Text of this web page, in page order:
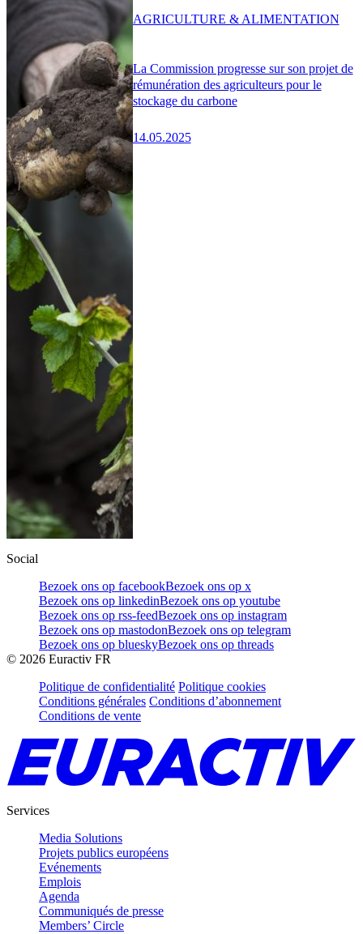
La Commission progresse sur son projet de
rémunération des agriculteurs pour le
stockage du carbone
14.05.2025
AGRICULTURE & ALIMENTATION
Social
Bezoek ons op facebookBezoek ons op x
Bezoek ons op linkedinBezoek ons op youtube
Bezoek ons op rss-feedBezoek ons op instagram
Bezoek ons op mastodonBezoek ons op telegram
Bezoek ons op blueskyBezoek ons op threads
© 2026 Euractiv FR
Politique de confidentialité Politique cookies
Conditions générales Conditions d’abonnement
Conditions de vente
Services
Media Solutions
Projets publics européens
Evénements
Emplois
Agenda
Communiqués de presse
Members’ Circle